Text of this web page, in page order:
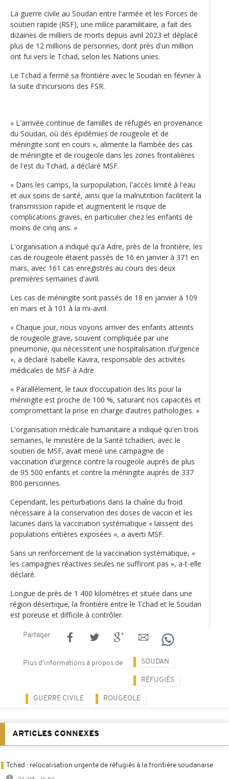
La guerre civile au Soudan entre l'armée et les Forces de
soutien rapide (RSF), une milice paramilitaire, a fait des
dizaines de milliers de morts depuis avril 2023 et déplacé
plus de 12 millions de personnes, dont près d'un million
ont fui vers le Tchad, selon les Nations unies.
Le Tchad a fermé sa frontière avec le Soudan en février à
la suite d'incursions des FSR.
« L'arrivée continue de familles de réfugiés en provenance
du Soudan, où des épidémies de rougeole et de
méningite sont en cours », alimente la flambée des cas
de méningite et de rougeole dans les zones frontalières
de l'est du Tchad, a déclaré MSF.
« Dans les camps, la surpopulation, l'accès limité à l'eau
et aux soins de santé, ainsi que la malnutrition facilitent la
transmission rapide et augmentent le risque de
complications graves, en particulier chez les enfants de
moins de cinq ans. »
L'organisation a indiqué qu'à Adre, près de la frontière, les
cas de rougeole étaient passés de 16 en janvier à 371 en
mars, avec 161 cas enregistrés au cours des deux
premières semaines d'avril.
Les cas de méningite sont passés de 18 en janvier à 109
en mars et à 101 à la mi-avril.
« Chaque jour, nous voyons arriver des enfants atteints
de rougeole grave, souvent compliquée par une
pneumonie, qui nécessitent une hospitalisation d’urgence
», a déclaré Isabelle Kavira, responsable des activités
médicales de MSF à Adre.
« Parallèlement, le taux d’occupation des lits pour la
méningite est proche de 100 %, saturant nos capacités et
compromettant la prise en charge d’autres pathologies. »
L'organisation médicale humanitaire a indiqué qu'en trois
semaines, le ministère de la Santé tchadien, avec le
soutien de MSF, avait mené une campagne de
vaccination d'urgence contre la rougeole auprès de plus
de 95 500 enfants et contre la méningite auprès de 337
800 personnes.
Cependant, les perturbations dans la chaîne du froid
nécessaire à la conservation des doses de vaccin et les
lacunes dans la vaccination systématique « laissent des
populations entières exposées », a averti MSF.
Sans un renforcement de la vaccination systématique, «
les campagnes réactives seules ne suffiront pas », a-t-elle
déclaré.
Longue de près de 1 400 kilomètres et située dans une
région désertique, la frontière entre le Tchad et le Soudan
est poreuse et difficile à contrôler.
Partager
Plus d'informations à propos de SOUDAN
RÉFUGIÉS
GUERRE CIVILE ROUGEOLE
ARTICLES CONNEXES
Tchad : relocalisation urgente de réfugiés à la frontière soudanaise